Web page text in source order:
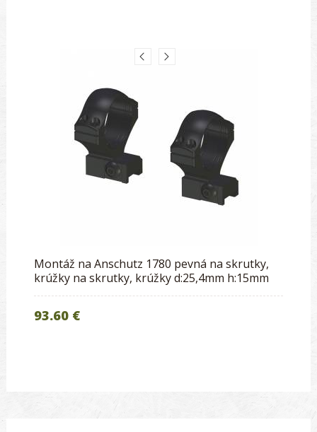
Montáž na Anschutz 1780 pevná na skrutky,
krúžky na skrutky, krúžky d:25,4mm h:15mm
93.60 €